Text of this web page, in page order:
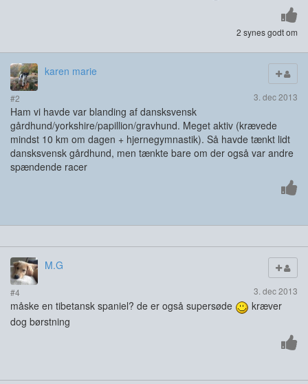
2 synes godt om
karen marie
#2 3. dec 2013
Ham vi havde var blanding af dansksvensk
gårdhund/yorkshire/papillion/gravhund. Meget aktiv (krævede
mindst 10 km om dagen + hjernegymnastik). Så havde tænkt lidt
dansksvensk gårdhund, men tænkte bare om der også var andre
spændende racer
M.G
#4 3. dec 2013
måske en tibetansk spaniel? de er også supersøde
kræver
dog børstning